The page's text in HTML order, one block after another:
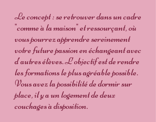
Le concept : se retrouver dans un cadre
"comme à la maison" et ressourçant, où
vous pourrez apprendre sereinement
votre future passion en échangeant avec
d'autres élèves. L'objectif est de rendre
les formations le plus agréable possible.
Vous avez la possibilité de dormir sur
place, il y a un logement de deux
couchages à disposition.